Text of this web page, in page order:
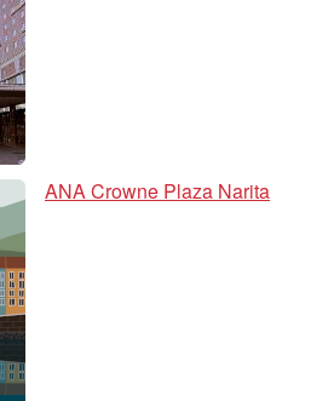
ANA Crowne Plaza Narita